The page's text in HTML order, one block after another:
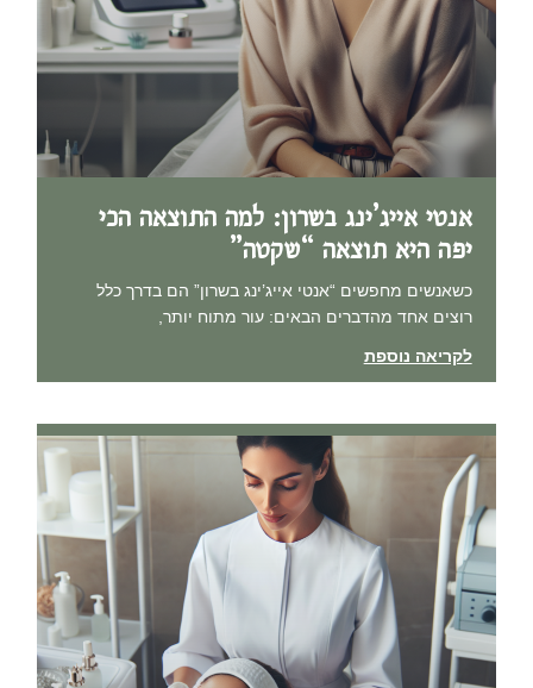
אנטי אייג’ינג בשרון: למה התוצאה הכי
יפה היא תוצאה “שקטה”
כשאנשים מחפשים “אנטי אייג’ינג בשרון” הם בדרך כלל
רוצים אחד מהדברים הבאים: עור מתוח יותר,
לקריאה נוספת